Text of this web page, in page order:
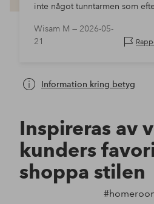
inte något tunntarmen som
ställas upp nä den här vill man
samtidigt som man torkar sig,
Wisam M — 2026-05-
21
Information kring betyg
Inspireras av
kunders
shoppa stilen